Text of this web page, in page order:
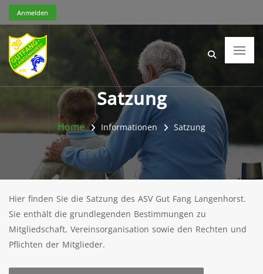
Anmelden
Satzung
Home Informationen Satzung
Hier finden Sie die Satzung des ASV Gut Fang Langenhorst.
Sie enthält die grundlegenden Bestimmungen zu
Mitgliedschaft, Vereinsorganisation sowie den Rechten und
Pflichten der Mitglieder.